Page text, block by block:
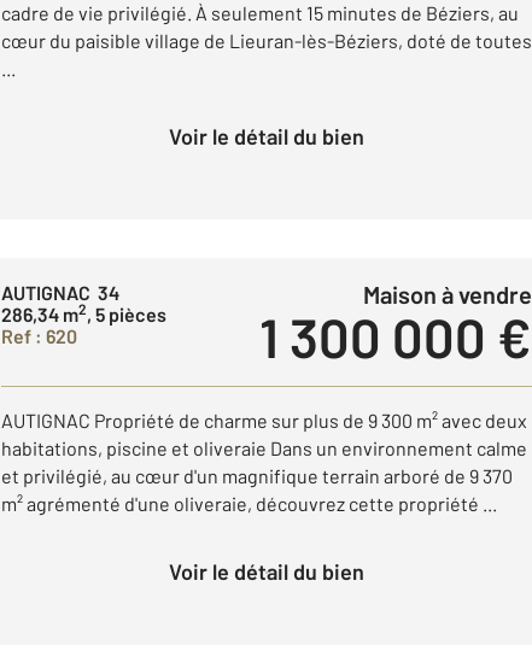
cadre de vie privilégié. À seulement 15 minutes de Béziers, au
cœur du paisible village de Lieuran-lès-Béziers, doté de toutes
...
Voir le détail du bien
AUTIGNAC 34
286,34 m2, 5 pièces
Ref : 620
Maison à vendre
1 300 000 €
AUTIGNAC Propriété de charme sur plus de 9 300 m² avec deux
habitations, piscine et oliveraie Dans un environnement calme
et privilégié, au cœur d'un magnifique terrain arboré de 9 370
m² agrémenté d'une oliveraie, découvrez cette propriété ...
Voir le détail du bien